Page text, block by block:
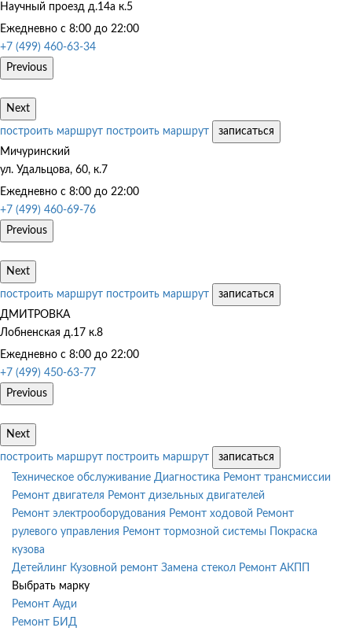
Научный проезд д.14а к.5
Ежедневно с 8:00 до 22:00
+7 (499) 460-63-34
Previous
Next
построить маршрут построить маршрут
записаться
Мичуринский
ул. Удальцова, 60, к.7
Ежедневно с 8:00 до 22:00
+7 (499) 460-69-76
Previous
Next
построить маршрут построить маршрут
записаться
ДМИТРОВКА
Лобненская д.17 к.8
Ежедневно с 8:00 до 22:00
+7 (499) 450-63-77
Previous
Next
построить маршрут построить маршрут
записаться
Техническое обслуживание Диагностика Ремонт трансмиссии
Ремонт двигателя Ремонт дизельных двигателей
Ремонт электрооборудования Ремонт ходовой Ремонт
рулевого управления Ремонт тормозной системы
Покраска
кузова
Детейлинг Кузовной ремонт Замена стекол Ремонт АКПП
Выбрать марку
Ремонт Ауди
Ремонт БИД